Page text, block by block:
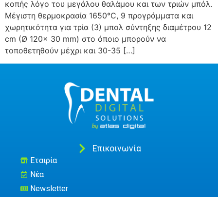
κοπής λόγο του μεγάλου θαλάμου και των τριών μπόλ.
Μέγιστη θερμοκρασία 1650°C, 9 προγράμματα και
χωρητικότητα για τρία (3) μπολ σύντηξης διαμέτρου 12
cm (Ø 120x 30 mm) στο όποιο μπορούν να
τοποθετηθούν μέχρι και 30-35 […]
Επικοινωνία
Εταιρία
Νέα
Newsletter